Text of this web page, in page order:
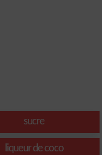
sucre
liqueur de coco